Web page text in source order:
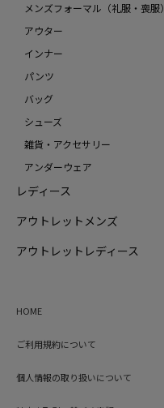
メンズフォーマル（礼服・喪服）
アウター
インナー
パンツ
バッグ
シューズ
雑貨・アクセサリー
アンダーウェア
レディース
アウトレットメンズ
アウトレットレディース
HOME
ご利用規約について
個人情報の取り扱いについて